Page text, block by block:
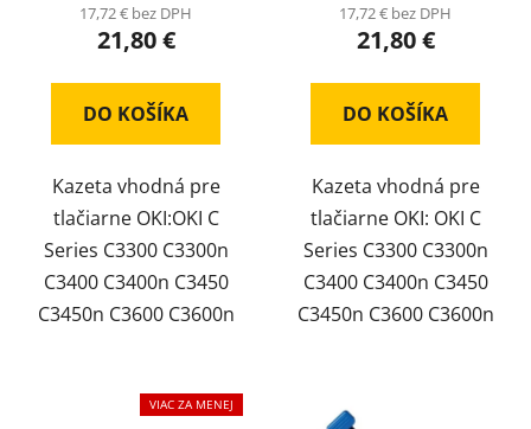
17,72 € bez DPH
21,80 €
DO KOŠÍKA
Kazeta vhodná pre
tlačiarne OKI:OKI C
Series C3300 C3300n
C3400 C3400n C3450
C3450n C3600 C3600n
17,72 € bez DPH
21,80 €
DO KOŠÍKA
Kazeta vhodná pre
tlačiarne OKI: OKI C
Series C3300 C3300n
C3400 C3400n C3450
C3450n C3600 C3600n
VIAC ZA MENEJ